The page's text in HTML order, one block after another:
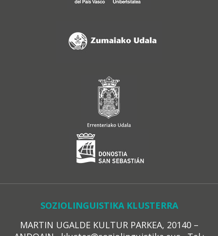
SOZIOLINGUISTIKA KLUSTERRA
MARTIN UGALDE KULTUR PARKEA, 20140 –